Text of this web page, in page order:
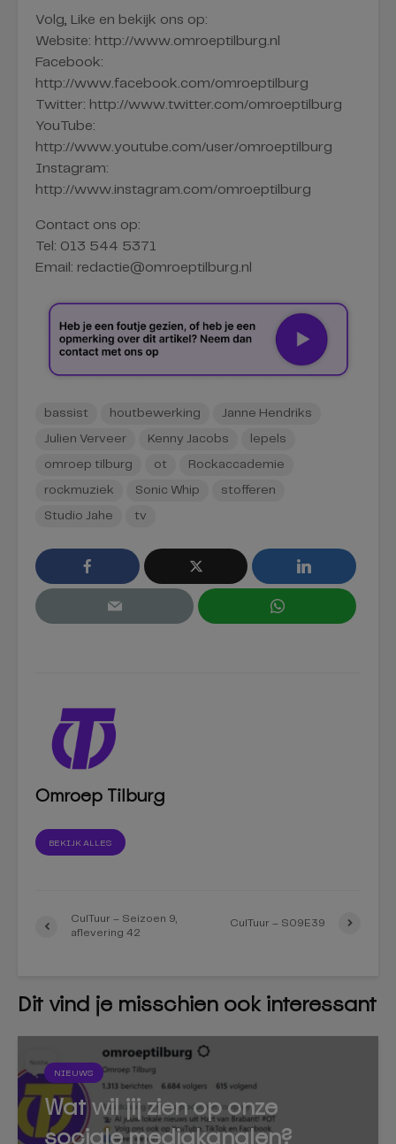
Volg, Like en bekijk ons op:
Website: http://www.omroeptilburg.nl
Facebook:
http://www.facebook.com/omroeptilburg
Twitter: http://www.twitter.com/omroeptilburg
YouTube:
http://www.youtube.com/user/omroeptilburg
Instagram:
http://www.instagram.com/omroeptilburg
Contact ons op:
Tel: 013 544 5371
Email: redactie@omroeptilburg.nl
bassist houtbewerking Janne Hendriks
Julien Verveer Kenny Jacobs lepels
omroep tilburg ot Rockaccademie
rockmuziek Sonic Whip stofferen
Studio Jahe tv
Omroep Tilburg
BEKIJK ALLES
CulTuur – Seizoen 9,
aflevering 42
CulTuur – S09E39
Dit vind je misschien ook interessant
NIEUWS
Wat wil jij zien op onze
sociale mediakanalen?